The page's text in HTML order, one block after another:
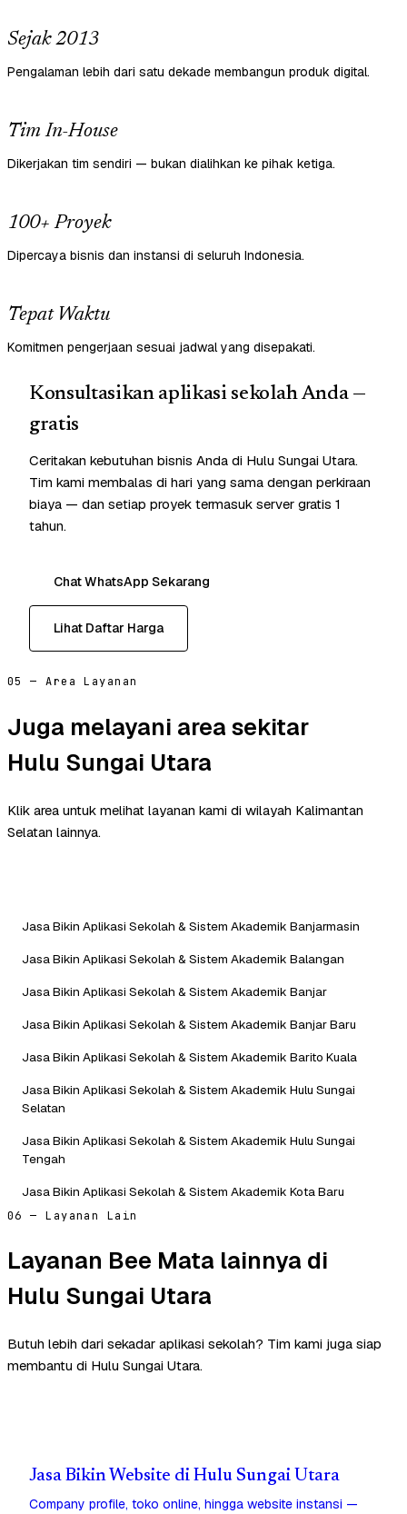
Sejak 2013
Pengalaman lebih dari satu dekade membangun produk digital.
Tim In-House
Dikerjakan tim sendiri — bukan dialihkan ke pihak ketiga.
100+ Proyek
Dipercaya bisnis dan instansi di seluruh Indonesia.
Tepat Waktu
Komitmen pengerjaan sesuai jadwal yang disepakati.
Konsultasikan aplikasi sekolah Anda —
gratis
Ceritakan kebutuhan bisnis Anda di Hulu Sungai Utara.
Tim kami membalas di hari yang sama dengan perkiraan
biaya — dan setiap proyek termasuk server gratis 1
tahun.
Chat WhatsApp Sekarang
Lihat Daftar Harga
05 — Area Layanan
Juga melayani area sekitar
Hulu Sungai Utara
Klik area untuk melihat layanan kami di wilayah Kalimantan
Selatan lainnya.
Jasa Bikin Aplikasi Sekolah & Sistem Akademik Banjarmasin
Jasa Bikin Aplikasi Sekolah & Sistem Akademik Balangan
Jasa Bikin Aplikasi Sekolah & Sistem Akademik Banjar
Jasa Bikin Aplikasi Sekolah & Sistem Akademik Banjar Baru
Jasa Bikin Aplikasi Sekolah & Sistem Akademik Barito Kuala
Jasa Bikin Aplikasi Sekolah & Sistem Akademik Hulu Sungai
Selatan
Jasa Bikin Aplikasi Sekolah & Sistem Akademik Hulu Sungai
Tengah
Jasa Bikin Aplikasi Sekolah & Sistem Akademik Kota Baru
06 — Layanan Lain
Layanan Bee Mata lainnya di
Hulu Sungai Utara
Butuh lebih dari sekadar aplikasi sekolah? Tim kami juga siap
membantu di Hulu Sungai Utara.
Jasa Bikin Website di Hulu Sungai Utara
Company profile, toko online, hingga website instansi —